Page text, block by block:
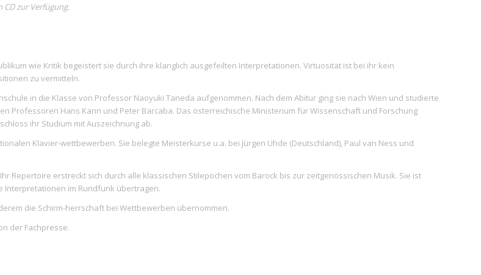
CD zur Verfügung.
wie Kritik begeistert sie durch ihre klanglich ausgefeilten Interpretationen. Virtuosität ist bei ihr kein
zu vermitteln.
in die Klasse von Professor Naoyuki Taneda aufgenommen. Nach dem Abitur ging sie nach Wien und studierte
Professoren Hans Kann und Peter Barcaba. Das österreichische Ministerium für Wissenschaft und Forschung
ihr Studium mit Auszeichnung ab.
Klavier-wettbewerben. Sie belegte Meisterkurse u.a. bei Jürgen Uhde (Deutschland), Paul van Ness und
Repertoire erstreckt sich durch alle klassischen Stilepochen vom Barock bis zur zeitgenössischen Musik. Sie ist
im Rundfunk übertragen.
die Schirm-herrschaft bei Wettbewerben übernommen.
der Fachpresse.